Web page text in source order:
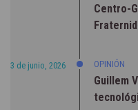
Centro-
3 de junio, 2026 OPINIÓN
Guillem